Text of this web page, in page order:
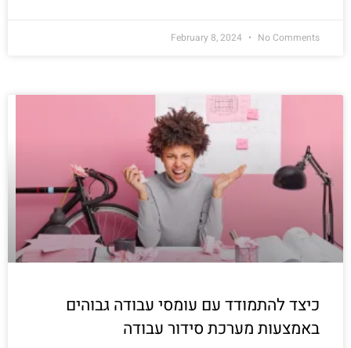
February 8, 2024 No Comments
כיצד להתמודד עם עומסי עבודה גבוהים
באמצעות מערכת סידור עבודה